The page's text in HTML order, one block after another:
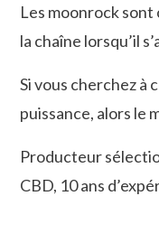
Les moonrock sont
la chaîne lorsqu’il
Si vous cherchez à
puissance, alors le
Producteur
CBD, 10 ans